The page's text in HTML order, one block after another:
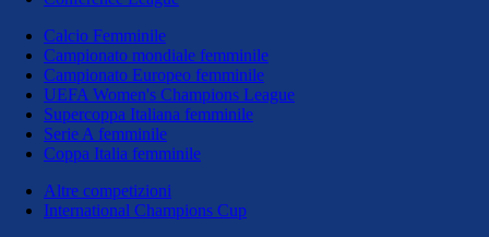
Calcio Femminile
Campionato mondiale femminile
Campionato Europeo femminile
UEFA Women's Champions League
Supercoppa Italiana femminile
Serie A femminile
Coppa Italia femminile
Altre competizioni
International Champions Cup